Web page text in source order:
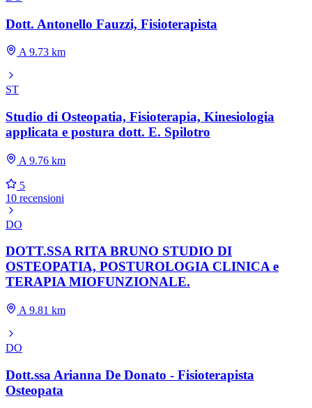
Dott. Antonello Fauzzi, Fisioterapista
A 9.73 km
ST
Studio di Osteopatia, Fisioterapia, Kinesiologia
applicata e postura dott. E. Spilotro
A 9.76 km
5
10 recensioni
DO
DOTT.SSA RITA BRUNO STUDIO DI
OSTEOPATIA, POSTUROLOGIA CLINICA e
TERAPIA MIOFUNZIONALE.
A 9.81 km
DO
Dott.ssa Arianna De Donato - Fisioterapista
Osteopata